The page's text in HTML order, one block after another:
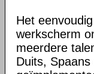
Het
werkscherm
meerdere
Duits,